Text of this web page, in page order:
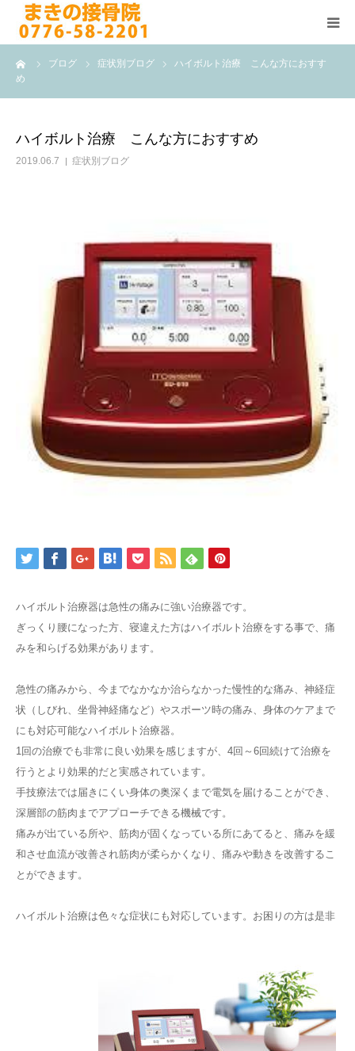
ブログ 症状別ブログ
ハイボルト治療 こんな方におすす
め
ハイボルト治療 こんな方におすすめ
2019.06.7 症状別ブログ
ハイボルト治療器は急性の痛みに強い治療器です。
ぎっくり腰になった方、寝違えた方はハイボルト治療をする事で、痛
みを和らげる効果があります。
急性の痛みから、今までなかなか治らなかった慢性的な痛み、神経症
状（しびれ、坐骨神経痛など）やスポーツ時の痛み、身体のケアまで
にも対応可能なハイボルト治療器。
1回の治療でも非常に良い効果を感じますが、4回～6回続けて治療を
行うとより効果的だと実感されています。
手技療法では届きにくい身体の奥深くまで電気を届けることができ、
深層部の筋肉までアプローチできる機械です。
痛みが出ている所や、筋肉が固くなっている所にあてると、痛みを緩
和させ血流が改善され筋肉が柔らかくなり、痛みや動きを改善するこ
とができます。
ハイボルト治療は色々な症状にも対応しています。お困りの方は是非
HOME
よくある質問
院長紹介
ブログ